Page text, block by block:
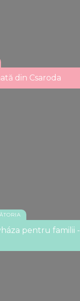
din Csaroda
pentru familii -